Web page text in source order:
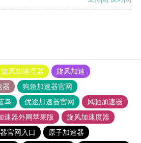
旋风加速度器
旋风加速
器
狗急加速器官网
鸟 优途加速器官网
风驰加速器
速器外网苹果版
旋风加速度器
官网入口
原子加速器